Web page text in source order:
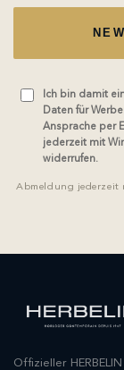
Ich bin damit
Daten für
Ansprache per
jederzeit mit
widerrufen.
Abmeldung jederzeit
Offizieller